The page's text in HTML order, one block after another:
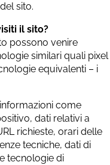
sito.
il sito?
possono venire
similari quali pixel
equivalenti – i
informazioni come
dati relativi a
richieste, orari delle
tecniche, dati di
tecnologie di